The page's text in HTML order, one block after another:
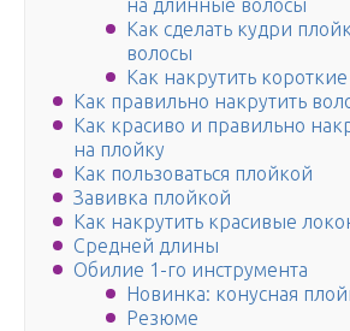
на длинные волосы
Как сделать кудри
волосы
Как накрутить
Как правильно накрутить
Как красиво и правильно
на плойку
Как пользоваться плойкой
Завивка плойкой
Как накрутить красивые
Средней длины
Обилие 1-го инструмента
Новинка: конусная
Резюме